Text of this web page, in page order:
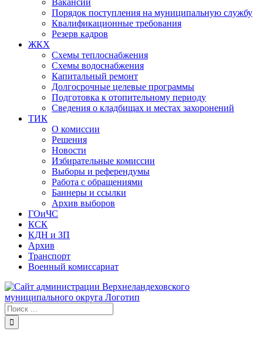
Вакансии
Порядок поступления на муниципальную службу
Квалификационные требования
Резерв кадров
ЖКХ
Схемы теплоснабжения
Схемы водоснабжения
Капитальный ремонт
Долгосрочные целевые программы
Подготовка к отопительному периоду
Сведения о кладбищах и местах захоронений
ТИК
О комиссии
Решения
Новости
Избирательные комиссии
Выборы и референдумы
Работа с обращениями
Баннеры и ссылки
Архив выборов
ГОиЧС
КСК
КДН и ЗП
Архив
Транспорт
Военный комиссариат
Результат
поиска: